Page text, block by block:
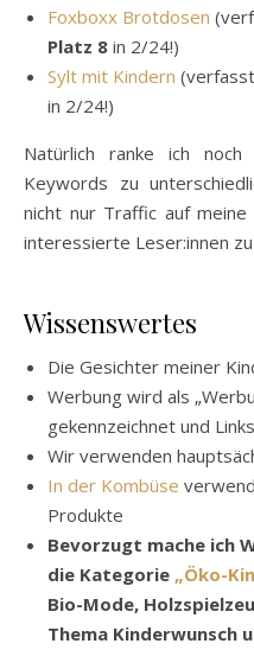
Foxboxx Brotdosen
Platz 8 in 2/24!)
Sylt mit Kindern
in 2/24!)
Natürlich ranke ich
Keywords zu
nicht nur Traffic auf
interessierte Leser:innen
Wissenswertes
Die Gesichter meiner
Werbung wird als
gekennzeichnet und
Wir verwenden
In der Kombüse
Produkte
Bevorzugt mache ich
die Kategorie „Öko-
Bio-Mode,
Thema Kinderwunsch